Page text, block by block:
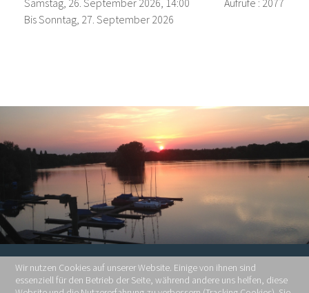
Samstag, 26. September 2026, 14:00
Bis Sonntag, 27. September 2026
Aufrufe : 2077
Wir nutzen Cookies auf unserer Website. Einige von ihnen sind
essenziell für den Betrieb der Seite, während andere uns helfen, diese